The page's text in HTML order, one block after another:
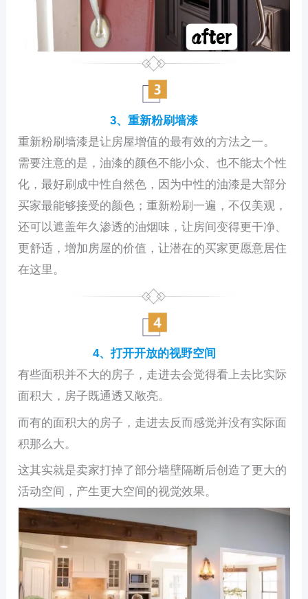
3、重新粉刷墙漆
重新粉刷墙漆是让房屋增值的最有效的方法之一。
需要注意的是，油漆的颜色不能小众、也不能太个性
化，最好刷成中性自然色，因为中性的油漆是大部分
买家最能够接受的颜色；重新粉刷一遍，不仅美观，
还可以遮盖年久渗透的油烟味，让房间变得更干净、
更舒适，增加房屋的价值，让潜在的买家更愿意居住
在这里。
4、打开开放的视野空间
有些面积并不大的房子，走进去会觉得看上去比实际
面积大，房子既通透又敞亮。
而有的面积大的房子，走进去反而感觉并没有实际面
积那么大。
这其实就是卖家打掉了部分墙壁隔断后创造了更大的
活动空间，产生更大空间的视觉效果。